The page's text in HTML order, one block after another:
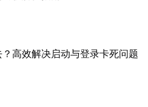
？高效解决启动与登录卡死问题